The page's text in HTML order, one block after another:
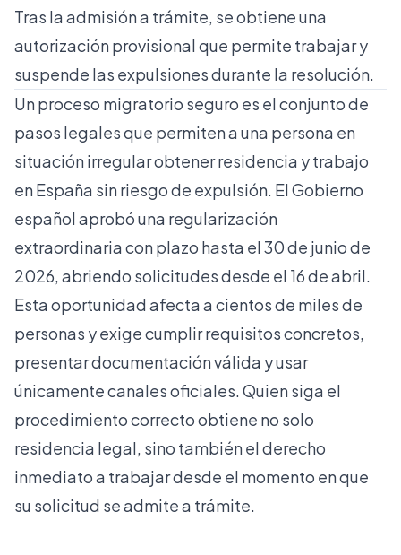
Tras la admisión a trámite, se obtiene una
autorización provisional que permite trabajar y
suspende las expulsiones durante la resolución.
Un proceso migratorio seguro es el conjunto de
pasos legales que permiten a una persona en
situación irregular obtener residencia y trabajo
en España sin riesgo de expulsión. El Gobierno
español aprobó una regularización
extraordinariacon plazo hasta el 30 de junio de
2026, abriendo solicitudes desde el 16 de abril.
Esta oportunidad afecta a cientos de miles de
personas y exige cumplir requisitos concretos,
presentar documentación válida y usar
únicamente canales oficiales. Quien siga el
procedimiento correcto obtiene no solo
residencia legal, sino también el derecho
inmediato a trabajar desde el momento en que
su solicitud se admite a trámite.